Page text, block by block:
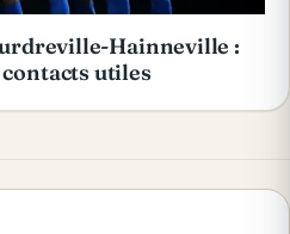
Hainneville :
utiles